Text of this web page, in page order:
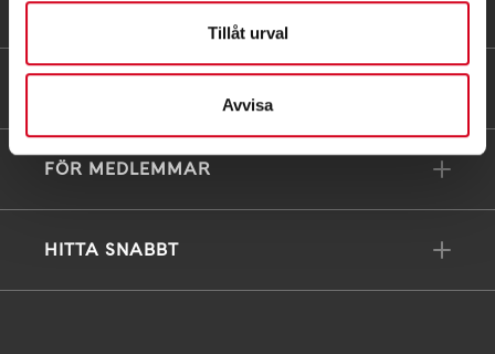
Tillåt urval
Avvisa
FÖR MEDLEMMAR
HITTA SNABBT